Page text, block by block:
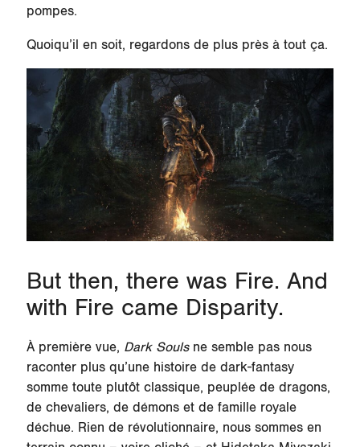
pompes.
Quoiqu’il en soit, regardons de plus près à tout ça.
But then, there was Fire. And
with Fire came Disparity.
À première vue, Dark Soulsne semble pas nous
raconter plus qu’une histoire de dark-fantasy
somme toute plutôt classique, peuplée de dragons,
de chevaliers, de démons et de famille royale
déchue. Rien de révolutionnaire, nous sommes en